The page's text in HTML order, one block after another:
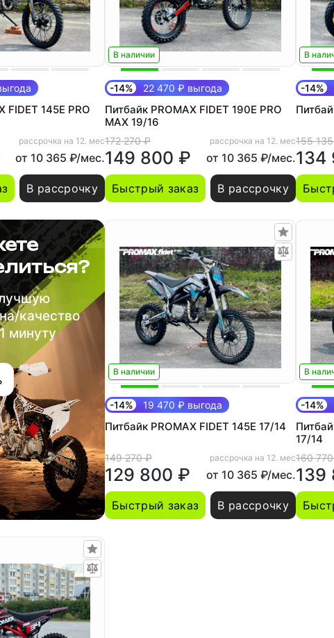
FIDET 145E PRO
рассрочка на 12. мес
от 10 365 ₽/мес.
В рассрочку
В наличии
-14% 22 470 ₽ выгода
Питбайк PROMAX FIDET 190E PRO
MAX 19/16
172 270 ₽
149 800 ₽
рассрочка на 12. мес
от 10 365 ₽/мес.
Быстрый заказ В рассрочку
В
-14%
155
134
качество
минуту
В наличии
-14% 19 470 ₽ выгода
Питбайк PROMAX FIDET 145E 17/14
149 270 ₽
129 800 ₽
рассрочка на 12. мес
от 10 365 ₽/мес.
Быстрый заказ В рассрочку
В
-14%
17/14
160
139